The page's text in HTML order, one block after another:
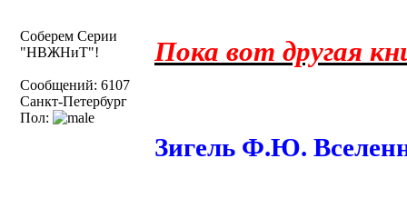
Соберем Серии
"НВЖНиТ"!
Сообщений: 6107
Санкт-Петербург
Пол:
Пока вот другая
Зигель Ф.Ю.